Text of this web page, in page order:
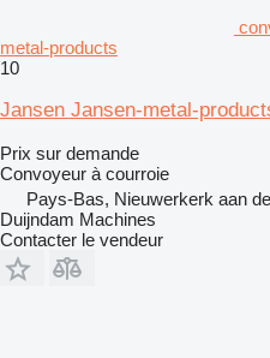
metal-products
10
Jansen Jansen-metal-
Prix sur demande
Convoyeur à courroie
Pays-Bas, Nieuwerkerk aan
Duijndam Machines
Contacter le vendeur